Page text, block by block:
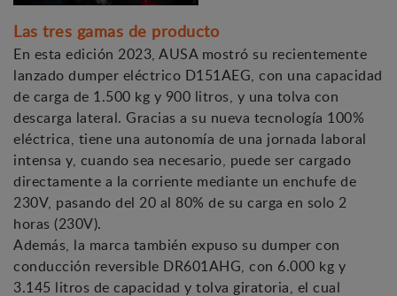
Las tres gamas de producto
En esta edición 2023, AUSA mostró su recientemente
lanzado dumper eléctrico D151AEG, con una capacidad
de carga de 1.500 kg y 900 litros, y una tolva con
descarga lateral. Gracias a su nueva tecnología 100%
eléctrica, tiene una autonomía de una jornada laboral
intensa y, cuando sea necesario, puede ser cargado
directamente a la corriente mediante un enchufe de
230V, pasando del 20 al 80% de su carga en solo 2
horas (230V).
Además, la marca también expuso su dumper con
conducción reversible DR601AHG, con 6.000 kg y
3.145 litros de capacidad y tolva giratoria, el cual